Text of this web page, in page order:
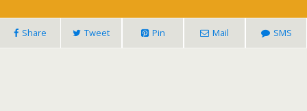
Share Tweet Pin Mail SMS